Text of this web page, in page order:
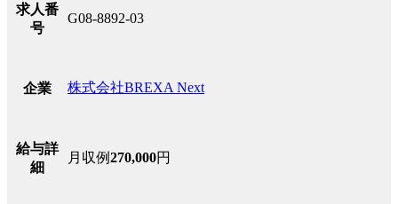
求人番
号
G08-8892-03
企業 株式会社BREXA Next
給与詳
細
月収例270,000円